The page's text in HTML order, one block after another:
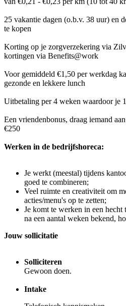
25 vakantie dagen (o.b.v. 38 uur) en
te kopen
Korting op je zorgverzekering via
kortingen via Benefits@work
Voor gemiddeld €1,50 per werkdag
gezonde en lekkere lunch
Uitbetaling per 4 weken waardoor je
Een vriendenbonus, draag iemand
€250
Werken in de bedrijfshoreca:
Je werkt (meestal) tijdens
goed te combineren;
Veel ruimte en creativiteit om
acties/menu's op te zetten;
Je komt te werken in een hecht
na een aantal weken bekend,
Jouw sollicitatie
Solliciteren
Gewoon doen.
Intake